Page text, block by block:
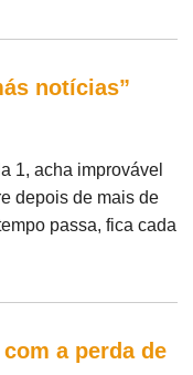
notícias”
1, acha improvável
depois de mais de
passa, fica cada
a perda de